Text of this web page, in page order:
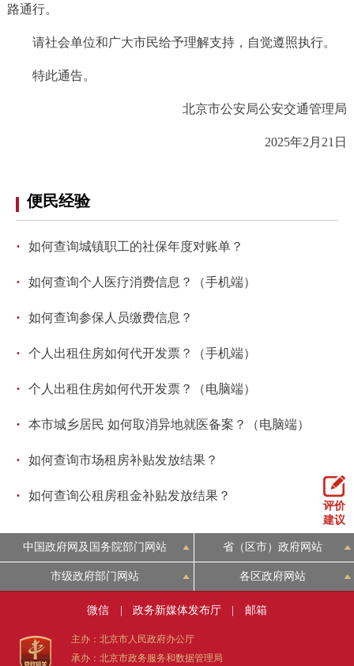
政务服务
利企服务 投资项目
政民互动
参与调查 在线访谈
走进北京
北京概况 十六区概览
한국어
DEUTSCH FRANÇAIS РУССКИЙ ЯЗЫК
ESPAÑOL العربية PORTUGUÊS
路通行。
请社会单位和广大市民给予理解支持，自觉遵照执行。
特此通告。
北京市公安局公安交通管理局
2025年2月21日
便民经验
· 如何查询城镇职工的社保年度对账单？
· 如何查询个人医疗消费信息？（手机端）
· 如何查询参保人员缴费信息？
· 个人出租住房如何代开发票？（手机端）
· 个人出租住房如何代开发票？（电脑端）
· 本市城乡居民 如何取消异地就医备案？（电脑端）
· 如何查询市场租房补贴发放结果？
· 如何查询公租房租金补贴发放结果？
评价
建议
中国政府网及国务院部门网站 省（区市）政府网站
市级政府部门网站 各区政府网站
微信 政务新媒体发布厅 邮箱
主办：北京市人民政府办公厅
承办：北京市政务服务和数据管理局